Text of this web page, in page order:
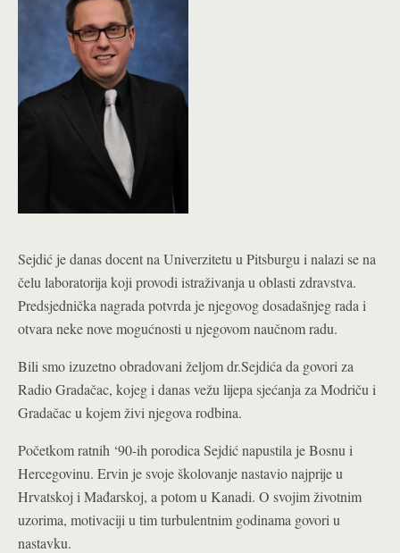
Sejdić je danas docent na Univerzitetu u Pitsburgu i nalazi se na
čelu laboratorija koji provodi istraživanja u oblasti zdravstva.
Predsjednička nagrada potvrda je njegovog dosadašnjeg rada i
otvara neke nove mogućnosti u njegovom naučnom radu.
Bili smo izuzetno obradovani željom dr.Sejdića da govori za
Radio Gradačac, kojeg i danas vežu lijepa sjećanja za Modriču i
Gradačac u kojem živi njegova rodbina.
Početkom ratnih ‘90-ih porodica Sejdić napustila je Bosnu i
Hercegovinu. Ervin je svoje školovanje nastavio najprije u
Hrvatskoj i Mađarskoj, a potom u Kanadi. O svojim životnim
uzorima, motivaciji u tim turbulentnim godinama govori u
nastavku.